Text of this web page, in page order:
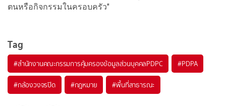
ตนหรือกิจกรรมในครอบครัว"
Tag
#สำนักงานคณะกรรมการคุ้มครองข้อมูลส่วนบุคคลPDPC #PDPA
#กล้องวงจรปิด #กฎหมาย #พื้นที่สาธารณะ